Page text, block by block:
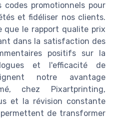
codes promotionnels pour
et fidéliser nos clients.
que le rapport qualite prix
dans la satisfaction des
positifs sur la
et l'efficacité de
notre avantage
chez Pixartprinting,
et la révision constante
de transformer